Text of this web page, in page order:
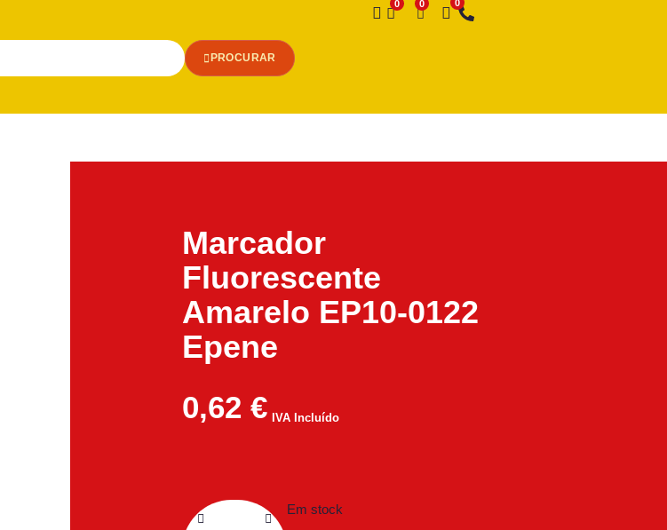
PROCURAR
Desejo
Marcador
Fluorescente
Amarelo EP10-0122
Epene
0,62 € IVA Incluído
Em stock